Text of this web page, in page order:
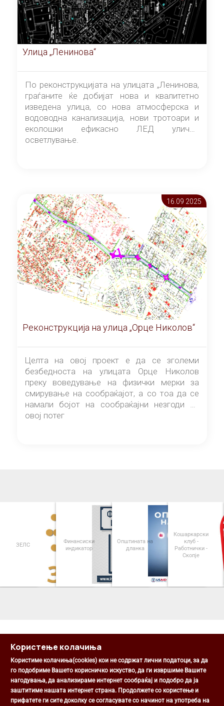
Улица „Ленинова“
По реконструкцијата на улицата „Ленинова,
граѓаните ќе добијат нова и квалитетно
изведена улица, со нова атмосферска и
водоводна канализација, нови тротоари и
еколошки ефикасно ЛЕД улично
осветлување.
16.09 2025
Реконструкција на улица „Орце Николов“
Целта на овој проект е да се зголеми
безбедноста на улицата Орце Николов
преку воведување на физички мерки за
смирување на сообраќајот, а со тоа да се
намали бојот на сообраќајни незгоди на
овој потег
ЗЕЛС
Финансиски
индикатор
Општината на
дланка
Кошаркарски
клуб -
Работнички -
Скопје
Општина Центар
Михаил Цоков бр. 1, Скопје
Користење колачиња
Користиме колачиња(cookies) кои не содржат лични податоци, за да
го подобриме Вашето корисничко искуство, да ги извршиме Вашите
нагодувања, да анализираме интернет сообраќај и подобро да ја
заштитиме нашата интернет страна. Продолжете со користење и
прифатете ги сите доколку се согласувате со начинот на употреба на